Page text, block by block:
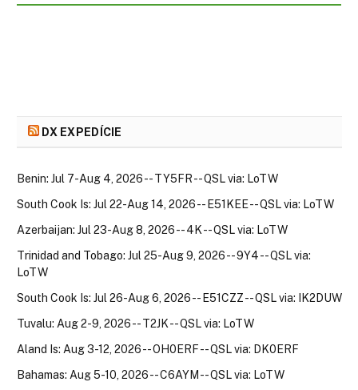
DX EXPEDÍCIE
Benin: Jul 7-Aug 4, 2026 -- TY5FR -- QSL via: LoTW
South Cook Is: Jul 22-Aug 14, 2026 -- E51KEE -- QSL via: LoTW
Azerbaijan: Jul 23-Aug 8, 2026 -- 4K -- QSL via: LoTW
Trinidad and Tobago: Jul 25-Aug 9, 2026 -- 9Y4 -- QSL via:
LoTW
South Cook Is: Jul 26-Aug 6, 2026 -- E51CZZ -- QSL via: IK2DUW
Tuvalu: Aug 2-9, 2026 -- T2JK -- QSL via: LoTW
Aland Is: Aug 3-12, 2026 -- OH0ERF -- QSL via: DK0ERF
Bahamas: Aug 5-10, 2026 -- C6AYM -- QSL via: LoTW